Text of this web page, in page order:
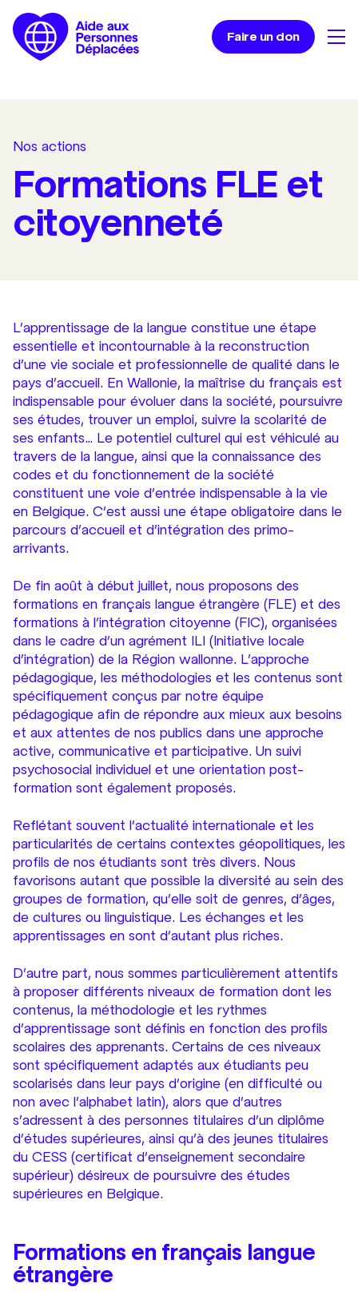
Faire un don
Nos actions
Formations FLE et
citoyenneté
L’apprentissage de la langue constitue une étape
essentielle et incontournable à la reconstruction
d’une vie sociale et professionnelle de qualité dans le
pays d’accueil. En Wallonie, la maîtrise du français est
indispensable pour évoluer dans la société, poursuivre
ses études, trouver un emploi, suivre la scolarité de
ses enfants… Le potentiel culturel qui est véhiculé au
travers de la langue, ainsi que la connaissance des
codes et du fonctionnement de la société
constituent une voie d’entrée indispensable à la vie
en Belgique. C’est aussi une étape obligatoire dans le
parcours d’accueil et d’intégration des primo-
arrivants.
De fin août à début juillet, nous proposons des
formations en français langue étrangère (FLE) et des
formations à l’intégration citoyenne (FIC), organisées
dans le cadre d’un agrément ILI (Initiative locale
d’intégration) de la Région wallonne. L’approche
pédagogique, les méthodologies et les contenus sont
spécifiquement conçus par notre équipe
pédagogique afin de répondre aux mieux aux besoins
et aux attentes de nos publics dans une approche
active, communicative et participative. Un suivi
psychosocial individuel et une orientation post-
formation sont également proposés.
Reflétant souvent l’actualité internationale et les
particularités de certains contextes géopolitiques, les
profils de nos étudiants sont très divers. Nous
favorisons autant que possible la diversité au sein des
groupes de formation, qu’elle soit de genres, d’âges,
de cultures ou linguistique. Les échanges et les
apprentissages en sont d’autant plus riches.
D’autre part, nous sommes particulièrement attentifs
à proposer différents niveaux de formation dont les
contenus, la méthodologie et les rythmes
d’apprentissage sont définis en fonction des profils
scolaires des apprenants. Certains de ces niveaux
sont spécifiquement adaptés aux étudiants peu
scolarisés dans leur pays d’origine (en difficulté ou
non avec l’alphabet latin), alors que d’autres
s’adressent à des personnes titulaires d’un diplôme
d’études supérieures, ainsi qu’à des jeunes titulaires
du CESS (certificat d’enseignement secondaire
supérieur) désireux de poursuivre des études
supérieures en Belgique.
Formations en français langue
étrangère